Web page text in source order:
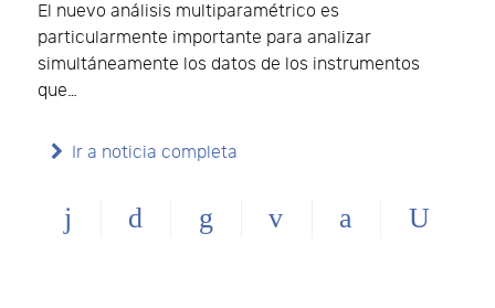
El nuevo análisis multiparamétrico es
particularmente importante para analizar
simultáneamente los datos de los instrumentos
que…
Ir a noticia completa